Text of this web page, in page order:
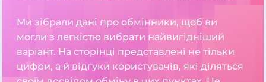
Ми зібрали дані про обмінники, щоб ви
могли з легкістю вибрати найвигідніший
варіант. На сторінці представлені не тільки
цифри, а й відгуки користувачів, які діляться